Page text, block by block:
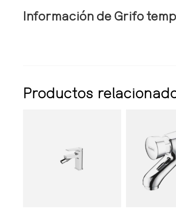
Información de Grifo
Productos